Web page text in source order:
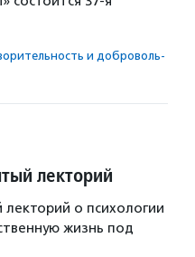
и доброволь­
лекторий
о психологии
жизнь под